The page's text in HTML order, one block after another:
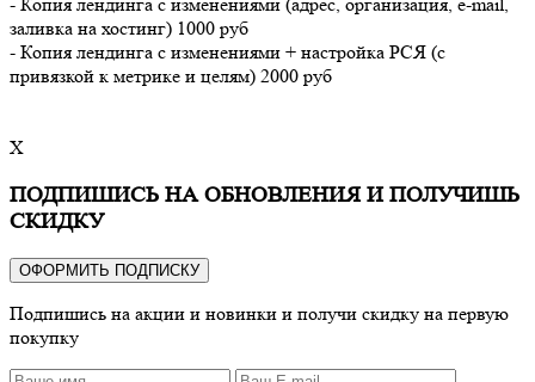
заливка на хостинг) 1000 руб
- Копия лендинга с изменениями + настройка РСЯ (с
привязкой к метрике и целям) 2000 руб
X
ПОДПИШИСЬ НА ОБНОВЛЕНИЯ И ПОЛУЧИШЬ
СКИДКУ
ОФОРМИТЬ ПОДПИСКУ
Подпишись на акции и новинки и получи скидку на первую
покупку